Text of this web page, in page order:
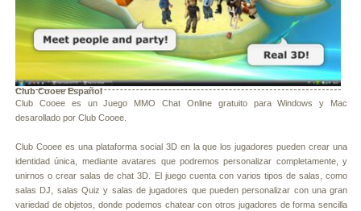
Club Cooee Español
Club Cooee es un Juego MMO Chat Online gratuito para Windows y Mac
desarollado por Club Cooee.
Club Cooee es una plataforma social 3D en la que los jugadores pueden crear una
identidad única, mediante avatares que podremos personalizar completamente, y
unirnos o crear salas de chat 3D. El juego cuenta con varios tipos de salas, como
salas DJ, salas Quiz y salas de jugadores que pueden personalizar con una gran
variedad de objetos, donde podemos chatear con otros jugadores de forma sencilla